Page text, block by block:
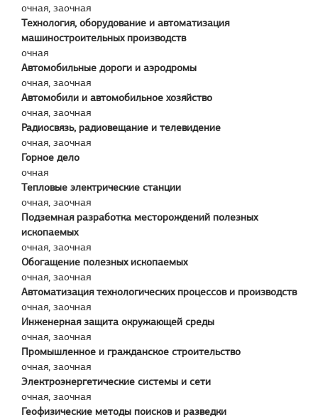
очная, заочная
Технология, оборудование и автоматизация
машиностроительных производств
очная
Автомобильные дороги и аэродромы
очная, заочная
Автомобили и автомобильное хозяйство
очная, заочная
Радиосвязь, радиовещание и телевидение
очная, заочная
Горное дело
очная
Тепловые электрические станции
очная, заочная
Подземная разработка месторождений полезных
ископаемых
очная, заочная
Обогащение полезных ископаемых
очная, заочная
Автоматизация технологических процессов и производств
очная, заочная
Инженерная защита окружающей среды
очная, заочная
Промышленное и гражданское строительство
очная, заочная
Электроэнергетические системы и сети
очная, заочная
Геофизические методы поисков и разведки